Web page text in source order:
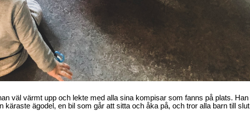
väl värmt upp och lekte med alla sina kompisar som fanns på plats. Han
käraste ägodel, en bil som går att sitta och åka på, och tror alla barn till slut